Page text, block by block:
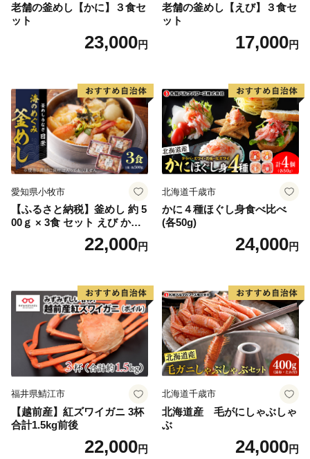
老舗の釜めし【かに】３食セ
ット
23,000円
老舗の釜めし【えび】３食セ
ット
17,000円
愛知県小牧市
【ふるさと納税】釜めし 約 5
00ｇ × 3食 セット えび かに
海のめぐみ 老舗 急速冷凍 レ
ンチン 時短 簡単調理 食品 加
せグルメ 愛知県 小牧市 送料
無料
22,000円
北海道千歳市
かに４種ほぐし身食べ比べ
(各50g)
24,000円
福井県鯖江市
【越前産】紅ズワイガニ 3杯
合計1.5kg前後
22,000円
北海道千歳市
北海道産 毛がにしゃぶしゃ
ぶ
24,000円